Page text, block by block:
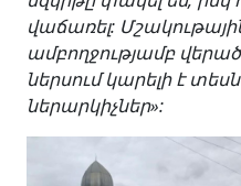
վաճառել:
ամբողջությամբ
ներսում կարելի է
ներարկիչներ»: